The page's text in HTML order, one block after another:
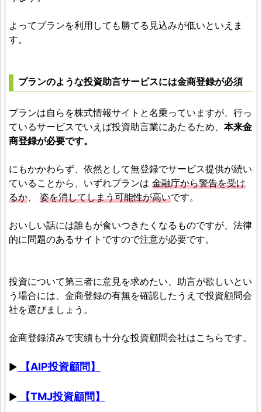
よってプランを利用しても勝てる見込みが低いといえま
す。
プランのような投資助言サービスには金商登録が必須
プランは自らを株式情報サイトと名乗っていますが、行っ
ているサービスでいえば投資助言業にあたるため、 本来金
商登録が必要です。
にもかかわらず、依然として無登録でサービス提供が続い
ていることから、いずれプランは 金融庁から警告を受け
るか、 姿を消してしまう可能性が高いです。
おいしい話には誰もが食いつきたくなるものですが、法律
的に問題のあるサイトですので注意が必要です。
投資について第三者に意見を求めたい、助言が欲しいとい
う場合には、金商登録の有無を確認したうえで投資顧問会
社を選びましょう。
金商登録済みで実績も十分な投資顧問会社はこちらです。
▶ 【AIP投資顧問】
▶ 【TMJ投資顧問】